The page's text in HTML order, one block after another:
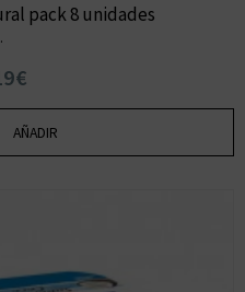
pack 8 unidades
AÑADIR